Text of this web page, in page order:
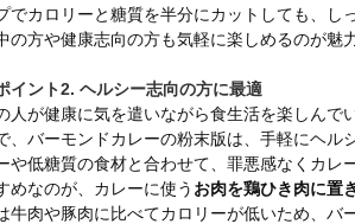
でカロリーと糖質を半分にカットしても、し
の方や健康志向の方も気軽に楽しめるのが魅
イント2. ヘルシー志向の方に最適
人が健康に気を遣いながら食生活を楽しんで
、バーモンドカレーの粉末版は、手軽にヘル
や低糖質の食材と合わせて、罪悪感なくカレ
めなのが、カレーに使う お肉を鶏ひき肉に置
牛肉や豚肉に比べてカロリーが低いため、バ